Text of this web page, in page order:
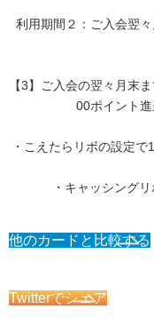
利用期間２：ご入会翌
【3】ご入会の翌々月末
00ポイント
・こえたらリボの設定
・キャッシング
他のカードと比較する
Twitterでシェア